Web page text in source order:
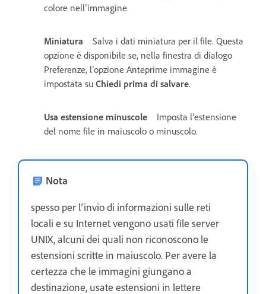
colore nell’immagine.
Miniatura
Salva i dati miniatura per il file. Questa
opzione è disponibile se, nella finestra di dialogo
Preferenze, l’opzione Anteprime immagine è
impostata su Chiedi prima di salvare.
Usa estensione minuscole
Imposta l’estensione
del nome file in maiuscolo o minuscolo.
Nota
spesso per l’invio di informazioni sulle reti
locali e su Internet vengono usati file server
UNIX, alcuni dei quali non riconoscono le
estensioni scritte in maiuscolo. Per avere la
certezza che le immagini giungano a
destinazione, usate estensioni in lettere